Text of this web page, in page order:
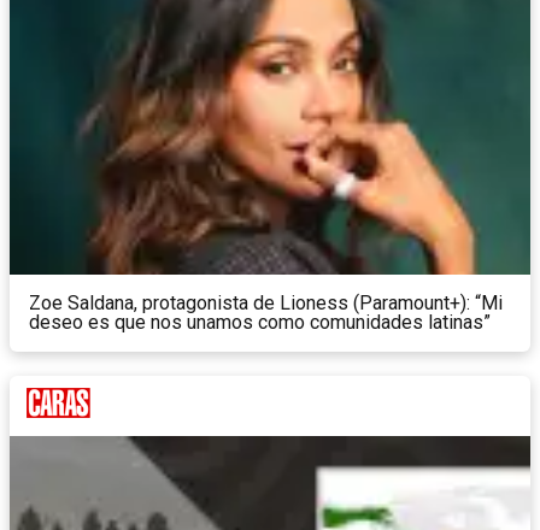
Zoe Saldana, protagonista de Lioness (Paramount+): “Mi
deseo es que nos unamos como comunidades latinas”